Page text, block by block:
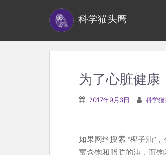
科学猫头鹰
为了心脏健康
2017年9月3日 科学猫
如果网络搜索 “椰子油”
富含饱和脂肪的油，而饱